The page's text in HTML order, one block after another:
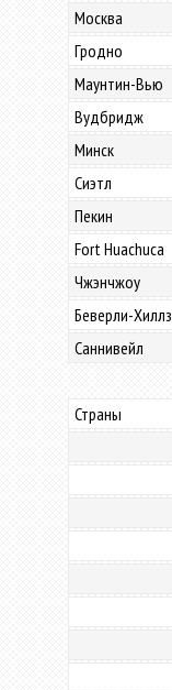
Москва
Гродно
Маунтин-Вью
Вудбридж
Минск
Сиэтл
Пекин
Fort Huachuca
Чжэнчжоу
Беверли-Хиллз
Саннивейл
Страны